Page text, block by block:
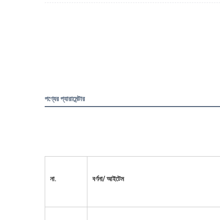
পণ্যের প্যারামেন্টার
না. বর্ণনা/ আইটেম